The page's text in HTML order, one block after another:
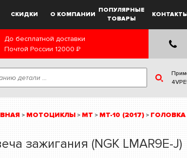
СКИДКИ О КОМПАНИИ
ПОПУЛЯРНЫЕ
ТОВАРЫ
До бесплатной доставки
Почтой России 12000 Р
> МОТОЦИКЛЫ > MT > MT-10 (2017) >
зажигания (NGK LMAR9E-J)